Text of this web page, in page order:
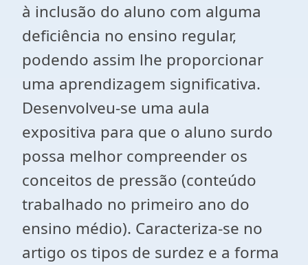
à inclusão do aluno com alguma
deficiência no ensino regular,
podendo assim lhe proporcionar
uma aprendizagem significativa.
Desenvolveu-se uma aula
expositiva para que o aluno surdo
possa melhor compreender os
conceitos de pressão (conteúdo
trabalhado no primeiro ano do
ensino médio). Caracteriza-se no
artigo os tipos de surdez e a forma